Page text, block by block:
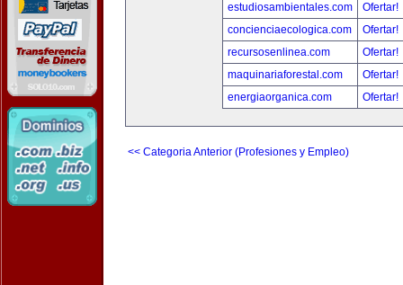
estudiosambientales.com
Ofertar!
concienciaecologica.com
Ofertar!
recursosenlinea.com
Ofertar!
maquinariaforestal.com
Ofertar!
energiaorganica.com
Ofertar!
<< Categoria Anterior (Profesiones y Empleo)